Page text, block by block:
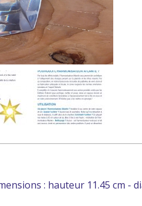
: hauteur 11.45 cm -